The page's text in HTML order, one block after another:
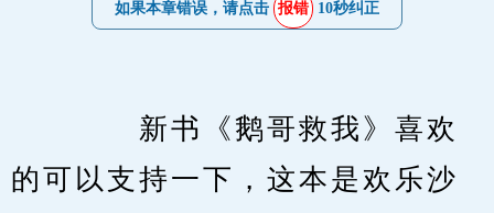
如果本章错误，请点击 报错 10秒纠正
新书《鹅哥救我》喜欢
的可以支持一下，这本是欢乐沙